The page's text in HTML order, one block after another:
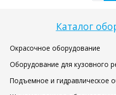
Каталог
Окрасочное оборудование
Оборудование для кузовного
Подъемное и гидравлическое